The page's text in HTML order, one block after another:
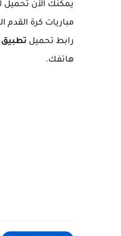
يمكنك الآن
رابط تحميل تطبيق ayoub tv match *6
هاتفك.